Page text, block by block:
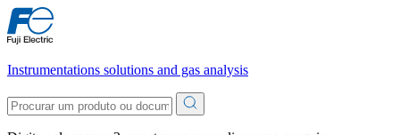
Instrumentations solutions and gas analysis